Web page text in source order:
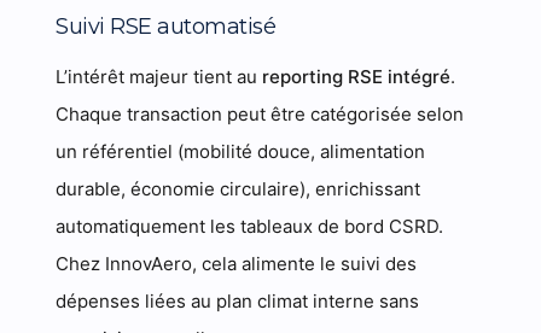
Suivi RSE automatisé
L’intérêt majeur tient au reporting RSE intégré.
Chaque transaction peut être catégorisée selon
un référentiel (mobilité douce, alimentation
durable, économie circulaire), enrichissant
automatiquement les tableaux de bord CSRD.
Chez InnovAero, cela alimente le suivi des
dépenses liées au plan climat interne sans